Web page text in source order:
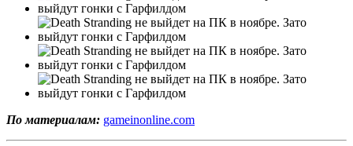
По материалам: gameinonline.com